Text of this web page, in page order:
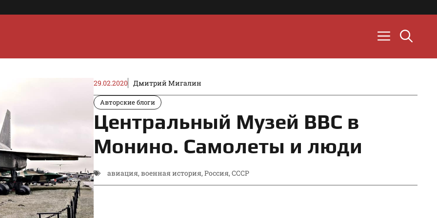
29.02.2020 Дмитрий Мигалин
Авторские блоги
Центральный Музей ВВС в
Монино. Самолеты и люди
авиация,военная история,Россия,СССР